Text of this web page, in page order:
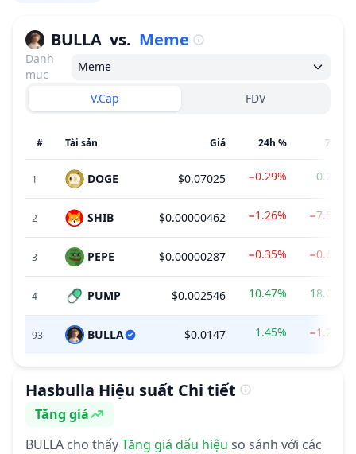
BULLA vs. Meme
Danh
mục
Meme
V.Cap FDV
# Tài sản Giá 24h % 7d %
1 DOGE $0.07025 −0.29% 0.21%
2 SHIB $0.00000462 −1.26% −7.59%
3 PEPE $0.00000287 −0.35% −0.69%
4 PUMP $0.002546 10.47% 18.07%
93 BULLA $0.0147 1.45% −1.22%
Hasbulla Hiệu suất Chi tiết
Cảm tính
Tăng giá
BULLA cho thấyTăng giá dấu hiệu so sánh với các